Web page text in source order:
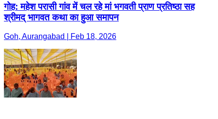
गोह: महेश परासी गांव में चल रहे मां भगवती प्राण प्रतिष्ठा सह
श्रीमद् भागवत कथा का हुआ समापन
Goh, Aurangabad | Feb 18, 2026